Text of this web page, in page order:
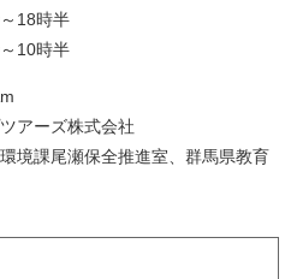
18時半
10時半
アーズ株式会社
境課尾瀬保全推進室、群馬県教育